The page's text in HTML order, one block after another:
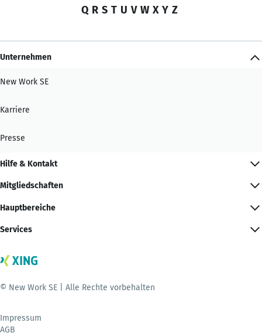
Q R S T U V W X Y Z
Unternehmen
New Work SE
Karriere
Presse
Hilfe & Kontakt
Mitgliedschaften
Hauptbereiche
Services
© New Work SE | Alle Rechte vorbehalten
Impressum
AGB